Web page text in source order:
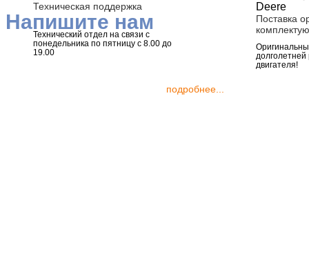
Техническая поддержка
Технический отдел на связи с
понедельника по пятницу с 8.00 до
19.00
подробнее...
Поставка
двигателя!
Напишите нам